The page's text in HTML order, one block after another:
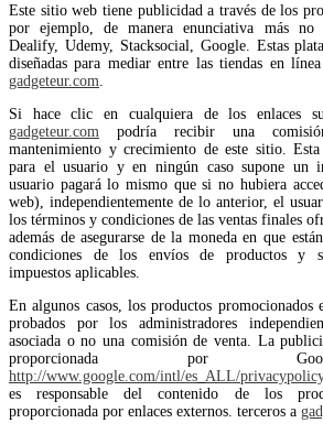
Este sitio web tiene publicidad a través de los
por ejemplo, de manera enunciativa más no
Dealify, Udemy, Stacksocial, Google. Estas
diseñadas para mediar entre las tiendas en
gadgeteur.com
Si hace clic en cualquiera de los enlaces
gadgeteur.com podría recibir una
mantenimiento y crecimiento de este sitio. Esta
para el usuario y en ningún caso supone un
usuario pagará lo mismo que si no hubiera
web), independientemente de lo anterior, el
los términos y condiciones de las ventas finales
además de asegurarse de la moneda en que
condiciones de los envíos de productos y
impuestos aplicables.
En algunos casos, los productos promocionados
probados por los administradores
asociada o no una comisión de venta. La
proporcionada por
http://www.google.com/intl/es_ALL/
es responsable del contenido de los
proporcionada por enlaces externos. terceros a